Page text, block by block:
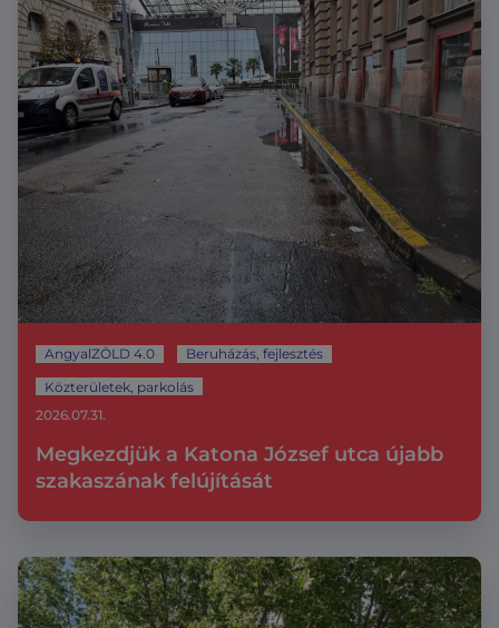
AngyalZÖLD 4.0
Beruházás, fejlesztés
Közterületek, parkolás
Megkezdjük a Katona József utca újabb
szakaszának felújítását
2026.07.31.